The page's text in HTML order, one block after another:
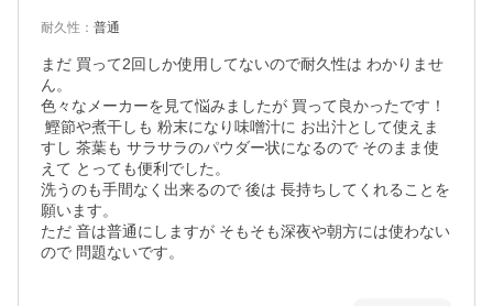
耐久性 ： 普通
まだ 買って2回しか使用してないので耐久性は わかりませ
ん。
色々なメーカーを見て悩みましたが 買って良かったです！
すし 茶葉も サラサラのパウダー状になるので そのまま使
えて とっても便利でした。
洗うのも手間なく出来るので 後は 長持ちしてくれることを
願います。
ただ 音は普通にしますが そもそも深夜や朝方には使わない
ので 問題ないです。